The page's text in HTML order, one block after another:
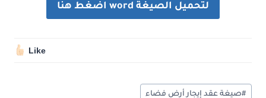
لتحميل الصيغة word اضغط هنا
Like
وسوم
#صيغة عقد إيجار أرض فضاء